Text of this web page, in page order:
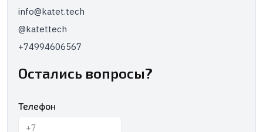
info@katet.tech
@katettech
+74994606567
Остались вопросы?
Телефон